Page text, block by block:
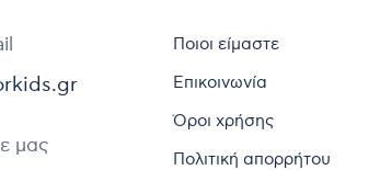
μας
Ποιοι είμαστε
Επικοινωνία
Όροι χρήσης
Πολιτική απορρήτου